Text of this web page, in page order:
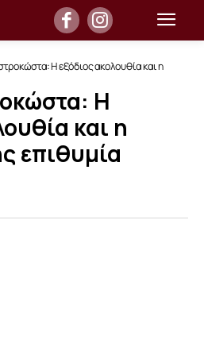
Η εξόδιος ακολουθία και η
Η
και η
επιθυμία